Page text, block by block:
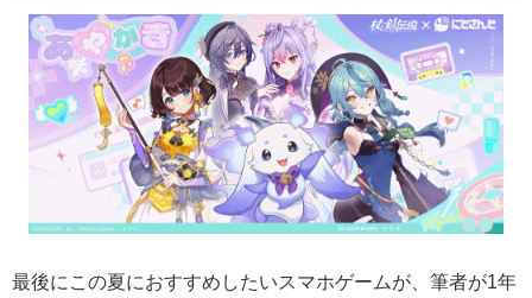
最後にこの夏におすすめしたいスマホゲームが、筆者が1年